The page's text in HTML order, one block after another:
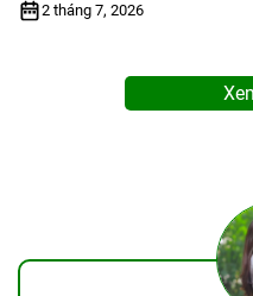
2 tháng 7, 2026